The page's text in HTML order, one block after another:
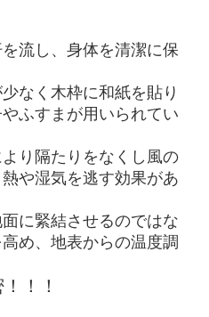
流し、身体を清潔に保
なく木枠に和紙を貼り
ふすまが用いられてい
り隔たりをなくし風の
や湿気を逃す効果があ
に緊結させるのではな
め、地表からの温度調
！！